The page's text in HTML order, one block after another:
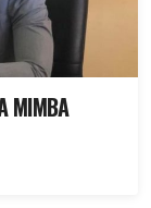
MIMBA